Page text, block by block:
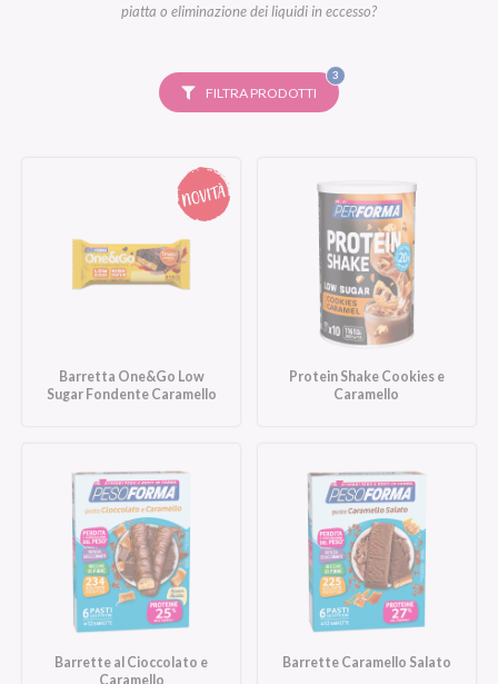
piatta o eliminazione dei liquidi in eccesso?
FILTRA PRODOTTI
3FILTRI
SELEZIONATI
Barretta One&Go Low
Sugar Fondente Caramello
Protein Shake Cookies e
Caramello
Barrette al Cioccolato e
Caramello
Barrette Caramello Salato